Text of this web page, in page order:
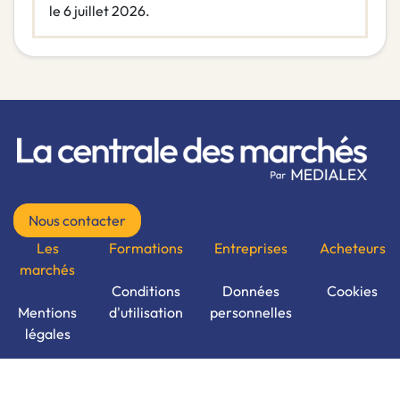
le 6 juillet 2026.
Nous contacter
Les
marchés
Mentions
légales
Formations
Conditions
d'utilisation
Entreprises
Données
personnelles
Acheteurs
Cookies